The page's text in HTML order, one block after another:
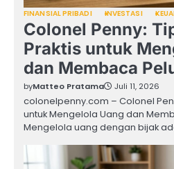
FINANSIAL PRIBADI INVESTASI
Colonel Penny:
Praktis untuk
dan Membaca
byMatteo Pratama Juli 11, 2026
colonelpenny.com – Colonel
untuk Mengelola Uang dan
Mengelola uang dengan bijak